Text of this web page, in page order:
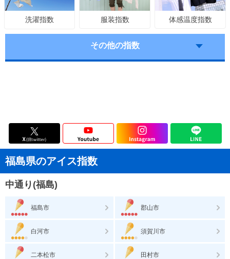
洗濯指数 服装指数 体感温度指数
その他の指数
福島県のアイス指数
中通り(福島)
福島市 郡山市
白河市 須賀川市
二本松市 田村市